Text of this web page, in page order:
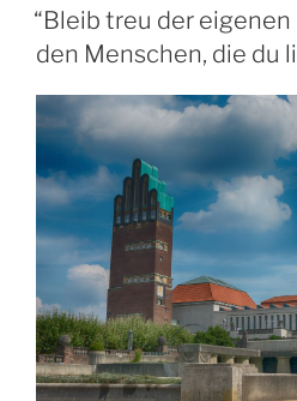
AM
“Bleib treu der
den Menschen, die du